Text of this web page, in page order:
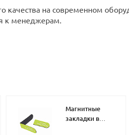
на современном
к менеджерам.
Магнитные
закладки в